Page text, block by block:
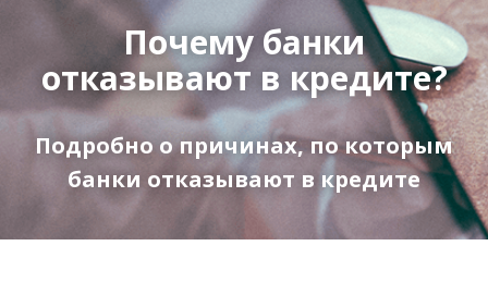
Почему банки
отказывают в кредите?
Подробно о причинах, по которым
банки отказывают в кредите